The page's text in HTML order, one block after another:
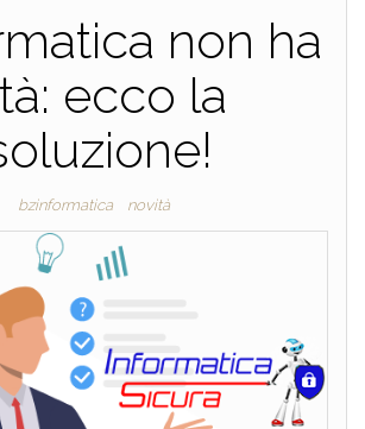
non ha
ecco la
bzinformatica novità